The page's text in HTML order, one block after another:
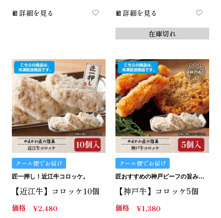
詳細を見る
詳細を見る
在庫切れ
クール便でお届け
匠一押し！近江牛コロッケ。
【近江牛】コロッケ10個
価格 ¥2,480
クール便でお届け
匠おすすめの神戸ビーフの旨みたっぷりコロッケです。
【神戸牛】コロッケ5個
価格 ¥1,380